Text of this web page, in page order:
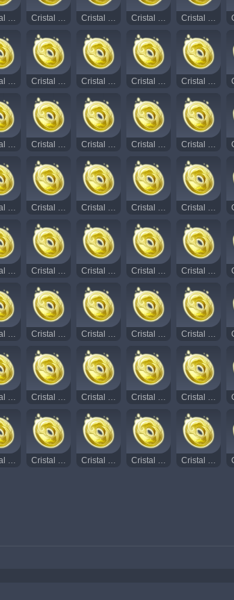
Cristal Rodopiante Radiante 68 Cristal Rodopiante Radiante 69 Cristal Rodopiante Radiante 70 Cristal Rodopiante Radiante 71 Cristal Rodopiante Radiante 72
Cristal Rodopiante Radiante 83 Cristal Rodopiante Radiante 84 Cristal Rodopiante Radiante 85 Cristal Rodopiante Radiante 86 Cristal Rodopiante Radiante 87
Cristal Rodopiante Radiante 98 Cristal Rodopiante Radiante 99 Cristal Rodopiante Radiante 100 Cristal Rodopiante Radiante 101 Cristal Rodopiante Radiante 102
Cristal Rodopiante Radiante 113 Cristal Rodopiante Radiante 114 Cristal Rodopiante Radiante 115 Cristal Rodopiante Radiante 116 Cristal Rodopiante Radiante 117
Cristal Rodopiante Radiante 128 Cristal Rodopiante Radiante 129 Cristal Rodopiante Radiante 130 Cristal Rodopiante Radiante 131 Cristal Rodopiante Radiante 132
Cristal Rodopiante Radiante 143 Cristal Rodopiante Radiante 144 Cristal Rodopiante Radiante 145 Cristal Rodopiante Radiante 146 Cristal Rodopiante Radiante 147
Cristal Rodopiante Radiante "The Long Way Home: II" Cristal Rodopiante Radiante 157 Cristal Rodopiante Radiante 158 Cristal Rodopiante Radiante 159 Cristal Rodopiante Radiante 160
Cristal Rodopiante Radiante 171 Cristal Rodopiante Radiante 172 Cristal Rodopiante Radiante 173 Cristal Rodopiante Radiante 174 Cristal Rodopiante Radiante 175